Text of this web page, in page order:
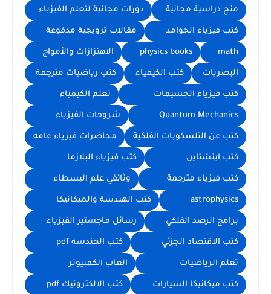
منح دراسية مجانية دورات مجانية لتعلم الفيزياء
كتب فيزياء الجوامد مقالات ترويجية مدفوعة
math
physics books الاهتزازات والأمواج
البصريات كتب الكيمياء كتب رياضيات مترجمة
كتب فيزياء الجسيمات تعلم الكيمياء
Quantum Mechanics شروحات الفيزياء
كتب عن التلسكوبات الفلكية محاضرات فيزياء عامه
كتب اينشتاين كتب فيزياء البلازما
كتب فيزياء مترجمة وثائقي علم البسطاء
astrophysics كتب الهندسة والميكانيكا
برامج الرصد الفلكي رسائل ماجستير الفيزياء
كتب الاقتصاد الجزئي كتب الهندسة pdf
تعلم الرياضيات العاب الكمبيوتر
كتب ميكانيكا السيارات كتب الالكترونيك pdf